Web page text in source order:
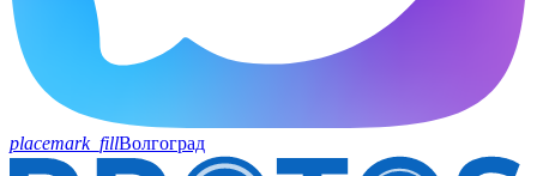
placemark_fillВолгоград